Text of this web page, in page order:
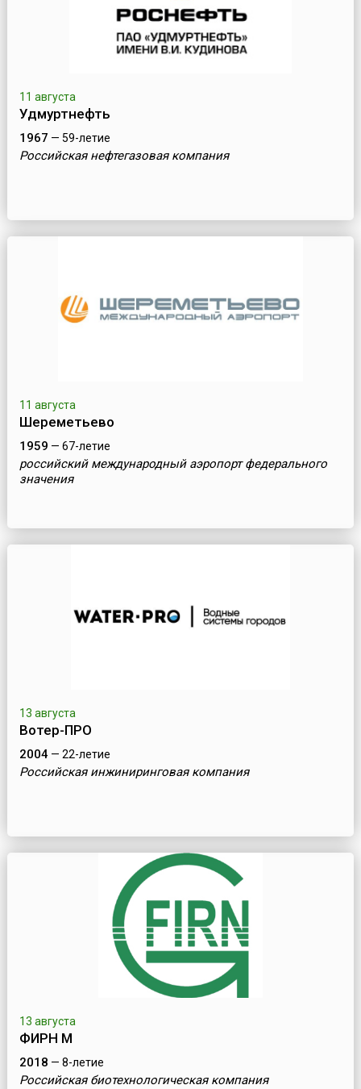
11 августа
Удмуртнефть
1967 — 59-летие
Российская нефтегазовая компания
11 августа
Шереметьево
1959 — 67-летие
российский международный аэропорт федерального
значения
13 августа
Вотер-ПРО
2004— 22-летие
Российская инжиниринговая компания
13 августа
ФИРН М
2018 — 8-летие
Российская биотехнологическая компания